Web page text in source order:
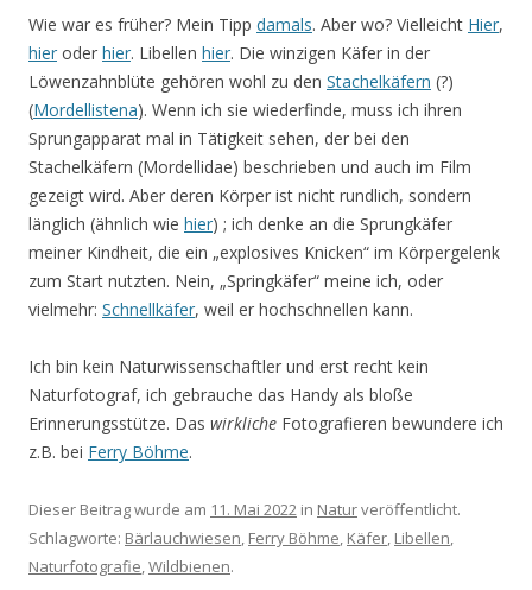
Wie war es früher? Mein Tipp damals. Aber wo? Vielleicht Hier,
hier oder hier. Libellen hier. Die winzigen Käfer in der
Löwenzahnblüte gehören wohl zu den Stachelkäfern (?)
(Mordellistena). Wenn ich sie wiederfinde, muss ich ihren
Sprungapparat mal in Tätigkeit sehen, der bei den
Stachelkäfern (Mordellidae) beschrieben und auch im Film
gezeigt wird. Aber deren Körper ist nicht rundlich, sondern
länglich (ähnlich wie hier) ; ich denke an die Sprungkäfer
meiner Kindheit, die ein „explosives Knicken“ im Körpergelenk
zum Start nutzten. Nein, „Springkäfer“ meine ich, oder
vielmehr: Schnellkäfer, weil er hochschnellen kann.
Ich bin kein Naturwissenschaftler und erst recht kein
Naturfotograf, ich gebrauche das Handy als bloße
Erinnerungsstütze. Das wirkliche Fotografieren bewundere ich
z.B. bei Ferry Böhme.
Dieser Beitrag wurde am 11. Mai 2022 in Naturveröffentlicht.
Schlagworte: Bärlauchwiesen, Ferry Böhme, Käfer, Libellen,
Naturfotografie,Wildbienen.